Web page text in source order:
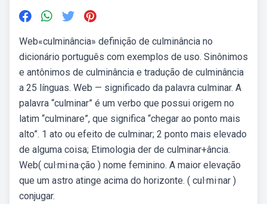
Web«culminância» definição de culminância no
dicionário português com exemplos de uso. Sinônimos
e antônimos de culminância e tradução de culminância
a 25 línguas. Web — significado da palavra culminar. A
palavra “culminar” é um verbo que possui origem no
latim “culminare”, que significa “chegar ao ponto mais
alto”. 1 ato ou efeito de culminar; 2 ponto mais elevado
de alguma coisa; Etimologia der de culminar+ância.
Web( cul·mi·na·ção ) nome feminino. A maior elevação
que um astro atinge acima do horizonte. ( cul·mi·nar )
conjugar.